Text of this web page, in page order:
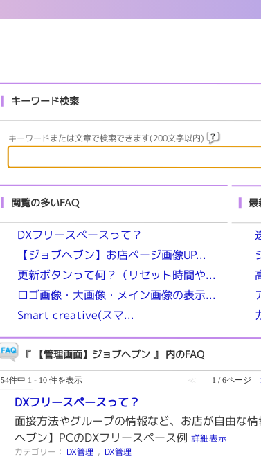
キーワード検索
キーワードまたは文章で検索できます(200文字以内)
閲覧の多いFAQ
DXフリースペースって？
【ジョブヘブン】お店ページ画像UP...
更新ボタンって何？（リセット時間や...
ロゴ画像・大画像・メイン画像の表示...
Smart creative(スマ...
最
『 【管理画面】ジョブヘブン 』 内のFAQ
54件中 1 - 10 件を表示 ≪ 1 / 6ページ
DXフリースペースって？
面接方法やグループの情報など、お店が自由な
ヘブン】PCのDXフリースペース例詳細表示
カテゴリー： DX管理 , DX管理